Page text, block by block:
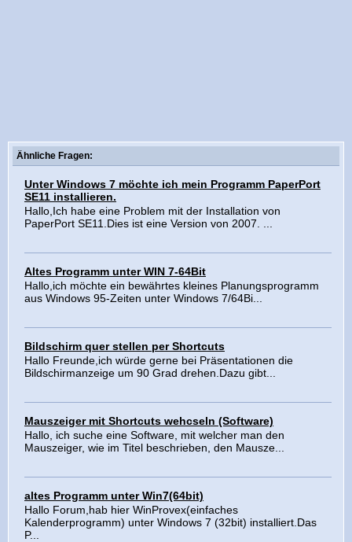
Ähnliche Fragen:
Unter Windows 7 möchte ich mein Programm PaperPort
SE11 installieren.
Hallo,Ich habe eine Problem mit der Installation von
PaperPort SE11.Dies ist eine Version von 2007. ...
Altes Programm unter WIN 7-64Bit
Hallo,ich möchte ein bewährtes kleines Planungsprogramm
aus Windows 95-Zeiten unter Windows 7/64Bi...
Bildschirm quer stellen per Shortcuts
Hallo Freunde,ich würde gerne bei Präsentationen die
Bildschirmanzeige um 90 Grad drehen.Dazu gibt...
Mauszeiger mit Shortcuts wehcseln (Software)
Hallo, ich suche eine Software, mit welcher man den
Mauszeiger, wie im Titel beschrieben, den Mausze...
altes Programm unter Win7(64bit)
Hallo Forum,hab hier WinProvex(einfaches
Kalenderprogramm) unter Windows 7 (32bit) installiert.Das
P...